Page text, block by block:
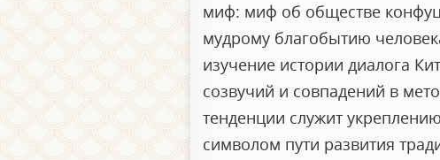
миф: миф об обществе
мудрому благобытию
изучение истории диалога
созвучий и совпадений в
тенденции служит
символом пути развития